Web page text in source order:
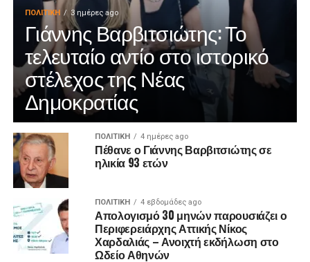
ΠΟΛΙΤΙΚΉ 3 ημέρες ago
Γιάννης Βαρβιτσιώτης: Το
τελευταίο αντίο στο ιστορικό
στέλεχος της Νέας
Δημοκρατίας
ΠΟΛΙΤΙΚΉ 4 ημέρες ago
Πέθανε ο Γιάννης Βαρβιτσιώτης σε
ηλικία 93 ετών
ΠΟΛΙΤΙΚΉ 4 εβδομάδες ago
Απολογισμό 30 μηνών παρουσιάζει ο
Περιφερειάρχης Αττικής Νίκος
Χαρδαλιάς – Ανοιχτή εκδήλωση στο
Ωδείο Αθηνών